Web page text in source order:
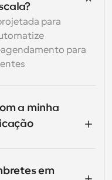
para
para
a minha
em